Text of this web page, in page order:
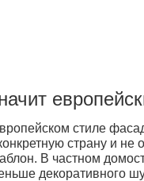
стиле
страну и не
В частном
декоративного